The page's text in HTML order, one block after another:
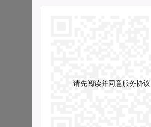
请先阅读并同意服务协议